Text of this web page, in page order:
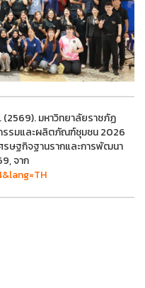
มหาวิทยาลัยราชภัฏ
รรมและผลิตภัณฑ์ชุมชน 2026
รษฐกิจฐานรากและการพัฒนา
จาก